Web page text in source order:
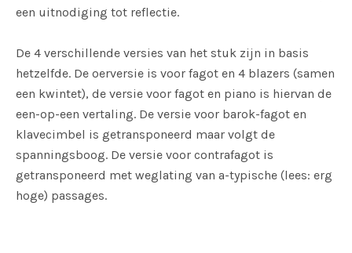
een uitnodiging tot reflectie.
De 4 verschillende versies van het stuk zijn in basis
hetzelfde. De oerversie is voor fagot en 4 blazers (samen
een kwintet), de versie voor fagot en piano is hiervan de
een-op-een vertaling. De versie voor barok-fagot en
klavecimbel is getransponeerd maar volgt de
spanningsboog. De versie voor contrafagot is
getransponeerd met weglating van a-typische (lees: erg
hoge) passages.